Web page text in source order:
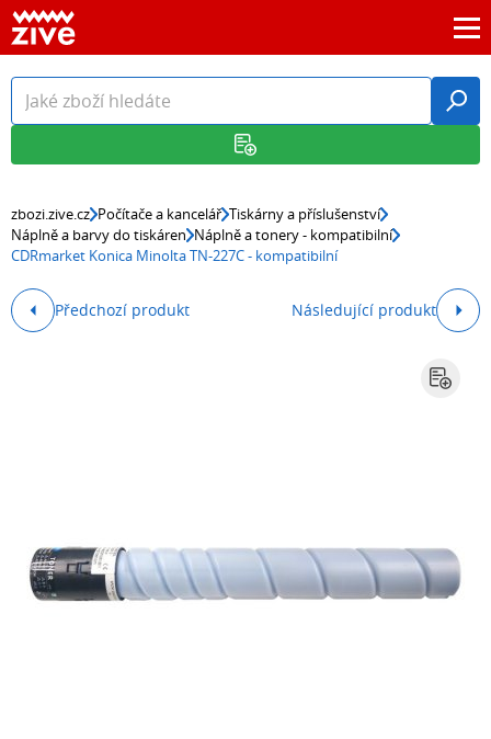
zbozi.zive.cz Počítače a kancelář Tiskárny a příslušenství
Náplně a barvy do tiskáren Náplně a tonery - kompatibilní
CDRmarket Konica Minolta TN-227C - kompatibilní
Předchozí produkt Následující produkt